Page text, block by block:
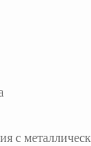
с